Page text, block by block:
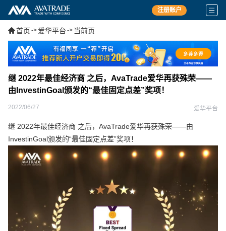
注册账户
首页 -> 爱华平台 -> 当前页
继 2022年最佳经济商 之后，AvaTrade爱华再获殊荣——
由InvestinGoal颁发的“最佳固定点差”奖项！
2022/06/27 爱华平台
继 2022年最佳经济商 之后，AvaTrade爱华再获殊荣——由
InvestinGoal颁发的“最佳固定点差”奖项！